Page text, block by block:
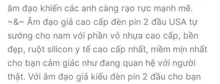
âm đạo khiến các anh càng rạo rực mạnh mẽ.
~&~ Âm đạo giả cao cấp đèn pin 2 đầu USA tự
sướng cho nam với phần vỏ nhựa cao cấp, bền
đẹp, ruột silicon y tế cao cấp nhất, mềm mịn nhất
cho bạn cảm giác như đang quan hệ với người
thật. Với âm đạo giả kiểu đèn pin 2 đầu cho bạn